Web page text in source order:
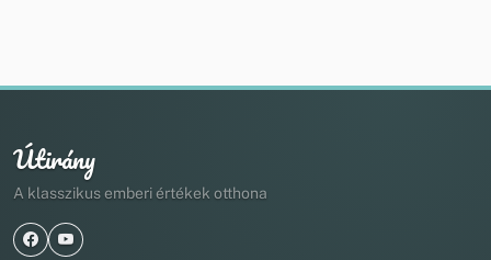
Útirány
A klasszikus emberi értékek otthona